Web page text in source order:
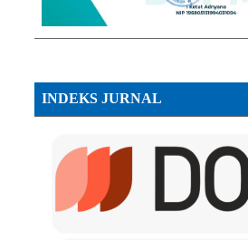
INDEKS JURNAL